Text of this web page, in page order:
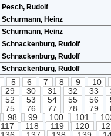
Pesch, Rudolf
Schurmann, Heinz
Schurmann, Heinz
Schnackenburg, Rudolf
Schnackenburg, Rudolf
Schnackenburg, Rudolf
5 6 7 8 9
10
29 30 31 32 33
52 53 54 55 56
75 76 77 78 79
98 99 100 101
117 118 119 120